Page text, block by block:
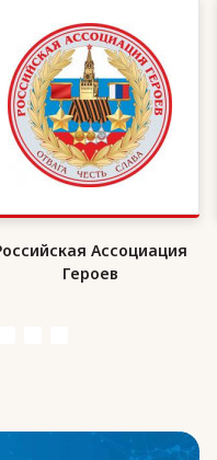
Ассоциация
Героев